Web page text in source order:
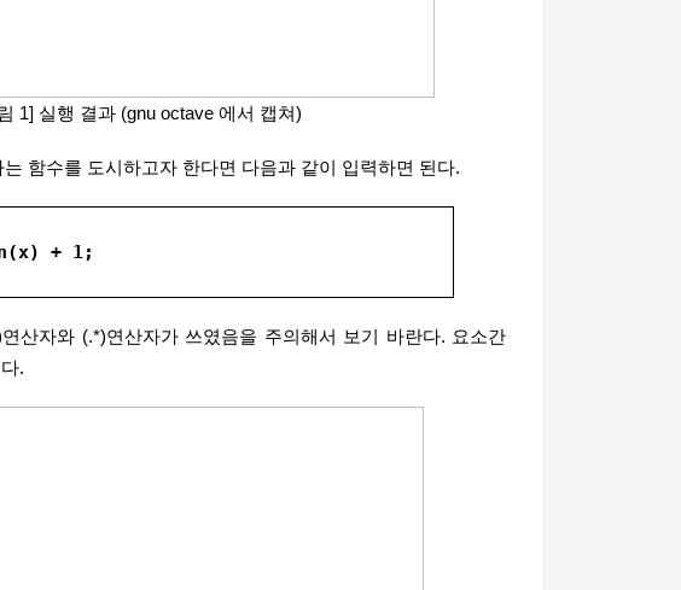
1] 실행 결과 (gnu octave 에서 캡쳐)
함수를 도시하고자 한다면 다음과 같이 입력하면 된다.
+ 1;
산자와 (.*)연산자가 쓰였음을 주의해서 보기 바란다. 요소간
.